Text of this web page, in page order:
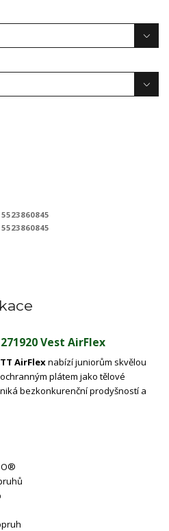
Vest AirFlex
AirFlexnabízí juniorům skvělou
plátem jako tělové
bezkonkurenční prodyšností a